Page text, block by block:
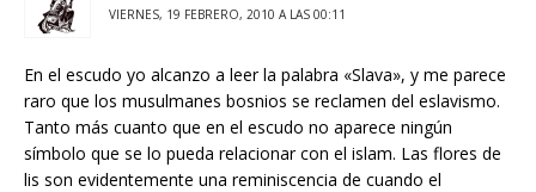
VIERNES, 19 FEBRERO, 2010 A LAS 00:11
En el escudo yo alcanzo a leer la palabra «Slava», y me parece
raro que los musulmanes bosnios se reclamen del eslavismo.
Tanto más cuanto que en el escudo no aparece ningún
símbolo que se lo pueda relacionar con el islam. Las flores de
lis son evidentemente una reminiscencia de cuando el